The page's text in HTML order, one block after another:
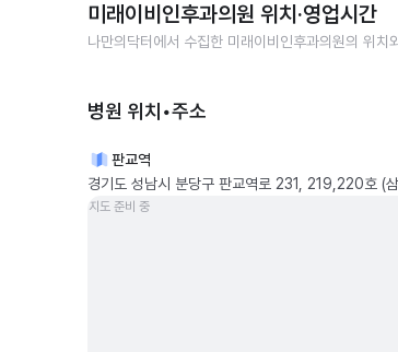
미래이비인후과의원 위치·영업시간
나만의닥터에서 수집한 미래이비인후과의원의 위치
병원 위치•주소
판교역
경기도 성남시 분당구 판교역로 231, 219,220호 (
지도 준비 중